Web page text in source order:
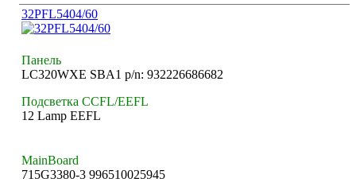
32PFL5404/60
Панель
LC320WXE SBA1 p/n: 932226686682
Подсветка CCFL/EEFL
12 Lamp EEFL
MainBoard
715G3380-3 996510025945